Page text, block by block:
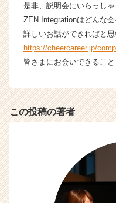
h
e
e
r
a
是非、説明会にいらっしゃ
ZEN Integrationはどんな
詳しいお話ができればと思
https://cheercareer.jp/
皆さまにお会いできるこ
この投稿の著者